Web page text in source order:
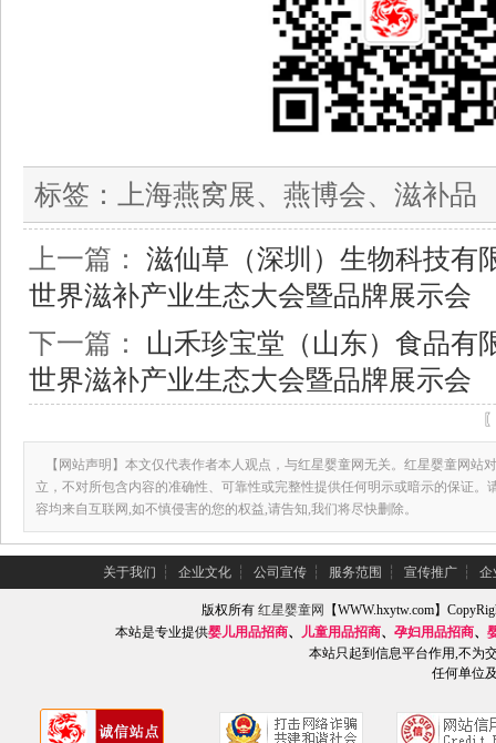
标签： 上海燕窝展、燕博会、滋补品
上一篇： 滋仙草（深圳）生物科技有
世界滋补产业生态大会暨品牌展示会
下一篇： 山禾珍宝堂（山东）食品有
世界滋补产业生态大会暨品牌展示会
【网站声明】本文仅代表作者本人观点，与红星婴童网无关。红星婴童网站
立，不对所包含内容的准确性、可靠性或完整性提供任何明示或暗示的保证。
容均来自互联网,如不慎侵害的您的权益,请告知,我们将尽快删除。
关于我们 ┆ 企业文化 ┆ 公司宣传 ┆ 服务范围 ┆ 宣传推广 ┆ 企
版权所有红星婴童网
【WWW.hxytw.com】
本站是专业提供婴儿用品招商、 儿童用品招商、 孕妇用品招商、
本站只起到信息平台作用,不为
任何单位